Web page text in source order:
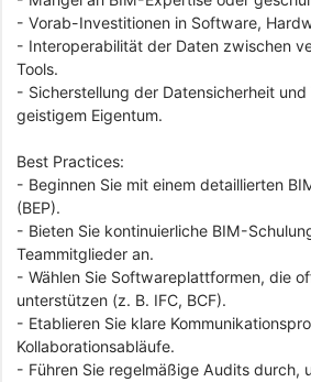
- Vorab-Investitionen in Software,
- Interoperabilität der Daten zwischen
Tools.
- Sicherstellung der Datensicherheit
geistigem Eigentum.
Best Practices:
- Beginnen Sie mit einem detaillierten
(BEP).
- Bieten Sie kontinuierliche BIM-
Teammitglieder an.
- Wählen Sie Softwareplattformen, die
unterstützen (z. B. IFC, BCF).
- Etablieren Sie klare
Kollaborationsabläufe.
- Führen Sie regelmäßige Audits durch,